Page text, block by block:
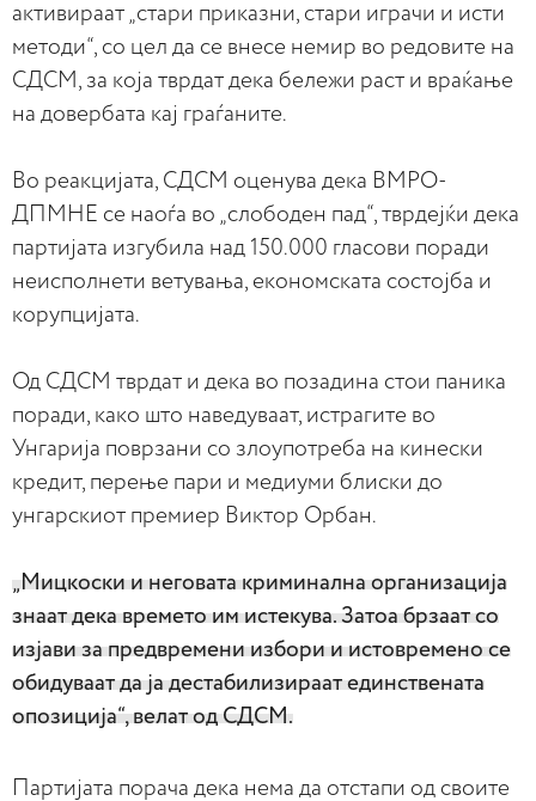
активираат „стари приказни, стари играчи и исти
методи“, со цел да се внесе немир во редовите на
СДСМ, за која тврдат дека бележи раст и враќање
на довербата кај граѓаните.
Во реакцијата, СДСМ оценува дека ВМРО-
ДПМНЕ се наоѓа во „слободен пад“, тврдејќи дека
партијата изгубила над 150.000 гласови поради
неисполнети ветувања, економската состојба и
корупцијата.
Од СДСМ тврдат и дека во позадина стои паника
поради, како што наведуваат, истрагите во
Унгарија поврзани со злоупотреба на кинески
кредит, перење пари и медиуми блиски до
унгарскиот премиер Виктор Орбан.
„Мицкоски и неговата криминална организација
знаат дека времето им истекува. Затоа брзаат со
изјави за предвремени избори и истовремено се
обидуваат да ја дестабилизираат единствената
опозиција“, велат од СДСМ.
Партијата порача дека нема да отстапи од своите